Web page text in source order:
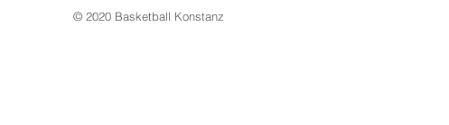
© 2020 Basketball Konstanz